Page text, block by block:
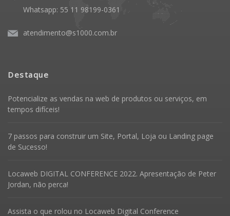
Whatsapp: 55 11 98199-0361
atendimento@s1000.com.br
Destaque
Potencialize as vendas na web de produtos ou serviços, em
tempos difíceis!
7 passos para construir um Site, Portal, Loja ou Landing page
de Sucesso!
Locaweb DIGITAL CONFERENCE 2022. Apresentação de Peter
Jordan, não perca!
Assista o que rolou no Locaweb Digital Conference